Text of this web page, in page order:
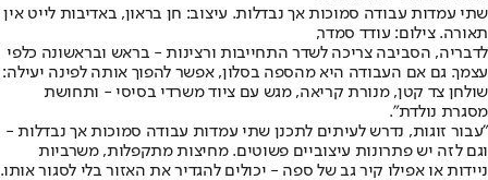
שתי עמדות עבודה סמוכות אך נבדלות. עיצוב: חן בראון, באדיבות לייט אין
תאורה. צילום: עודד סמדר,
לדבריה, הסביבה צריכה לשדר התחייבות ורצינות - בראש ובראשונה כלפי
עצמך. גם אם העבודה היא מהספה בסלון, אפשר להפוך אותה לפינה יעילה:
שולחן צד קטן, מנורת קריאה, מגש עם ציוד משרדי בסיסי - ותחושת
מסגרת נולדת".
"עבור זוגות, נדרש לעיתים לתכנן שתי עמדות עבודה סמוכות אך נבדלות -
וגם לזה יש פתרונות עיצוביים פשוטים. מחיצות מתקפלות, משרביות
ניידות או אפילו קיר גב של ספה - יכולים להגדיר את האזור בלי לסגור אותו.